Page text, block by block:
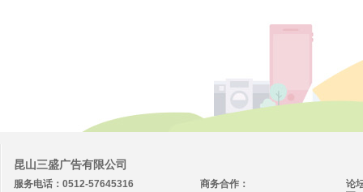
昆山三盛广告有限公司
服务电话：0512-57645316
论
商务合作：